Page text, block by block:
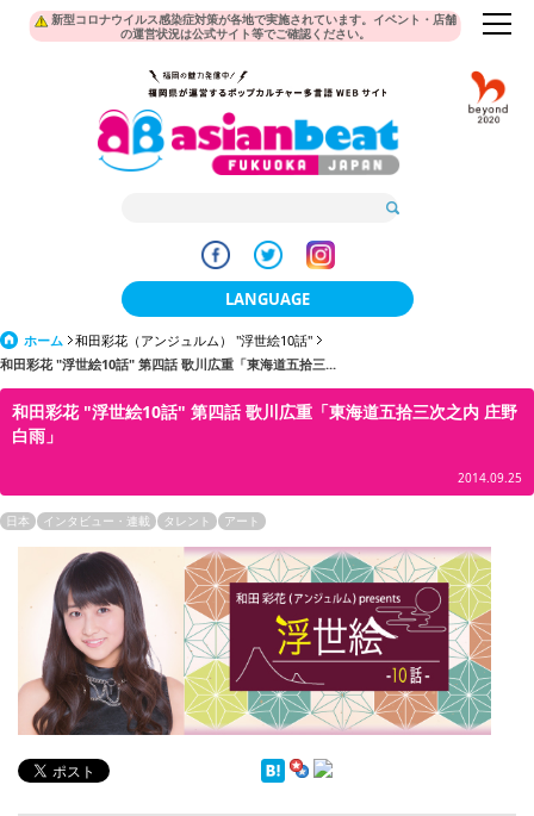
新型コロナウイルス感染症対策が各地で実施されています。イベント・店舗
の運営状況は公式サイト等でご確認ください。
LANGUAGE
日本語
한국어
English
ภาษาไทย
tiéng Viêt
Bahasa Indonesia
ホーム
和田彩花（アンジュルム） "浮世絵10話"
和田彩花 "浮世絵10話" 第四話 歌川広重「東海道五拾三...
和田彩花 "浮世絵10話" 第四話 歌川広重「東海道五拾三次之内 庄野
白雨」
2014.09.25
日本 インタビュー・連載 タレント アート